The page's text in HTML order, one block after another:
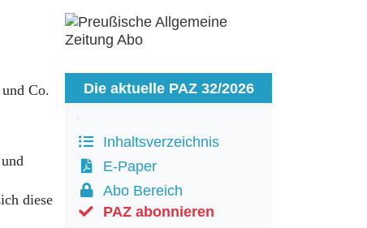
Kontakt
Co.
diese
Die aktuelle PAZ 32/2026
Inhaltsverzeichnis
E-Paper
Abo Bereich
PAZ abonnieren